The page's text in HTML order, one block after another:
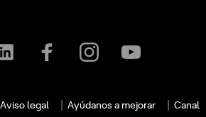
Aviso legal Ayúdanos a mejorar Canal